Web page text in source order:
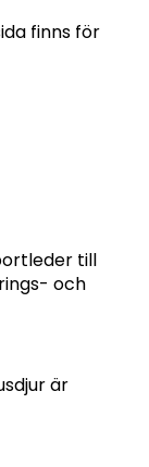
finns för
till
och
är